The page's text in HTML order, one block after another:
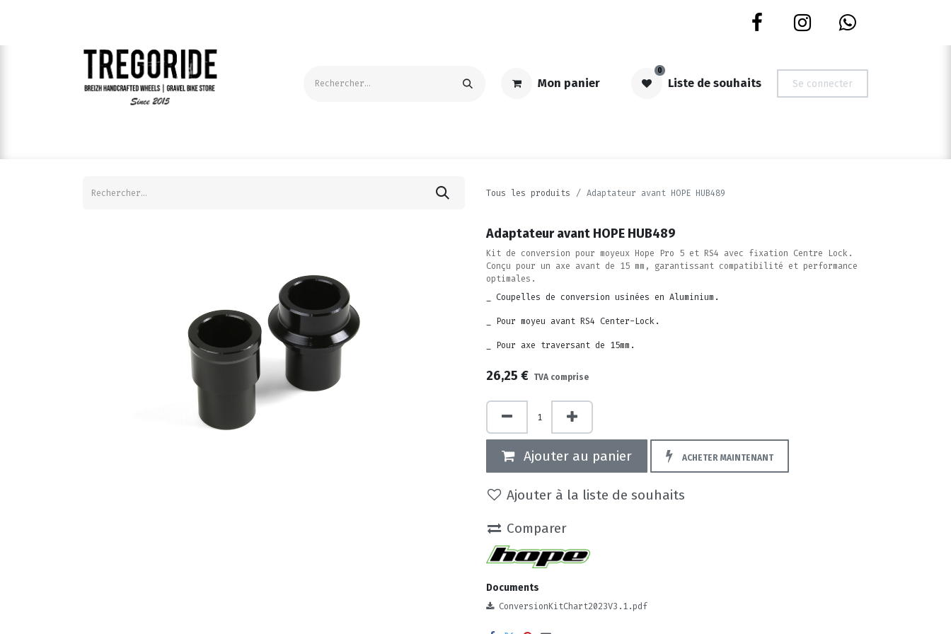
Mon panier
0
Liste de souhaits Se connecter
Tous les produits Adaptateur avant HOPE HUB489
Adaptateur avant HOPE HUB489
Kit de conversion pour moyeux Hope Pro 5 et RS4 avec fixation Centre Lock.
Conçu pour un axe avant de 15 mm, garantissant compatibilité et performance
optimales.
_ Coupelles de conversion usinées en Aluminium.
_ Pour moyeu avant RS4 Center-Lock.
_ Pour axe traversant de 15mm.
26,25 € TVA comprise
Ajouter au panier ACHETER MAINTENANT
Ajouter à la liste de souhaits
Comparer
Documents
ConversionKitChart2023V3.1.pdf